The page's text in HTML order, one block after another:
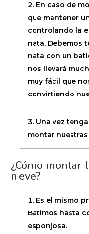
En caso de
que mantener
controlando la
nata. Debemos
nata con un
nos llevará
muy fácil que
convirtiendo
Una vez
montar nuestras
¿Cómo montar
nieve?
Es el mismo
Batimos hasta
esponjosa.